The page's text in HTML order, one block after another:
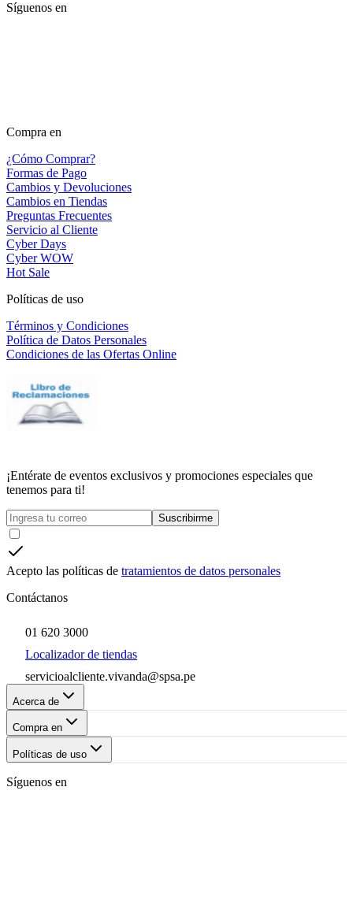
Síguenos en
Compra en
¿Cómo Comprar?
Formas de Pago
Cambios y Devoluciones
Cambios en Tiendas
Preguntas Frecuentes
Servicio al Cliente
Cyber Days
Cyber WOW
Hot Sale
Políticas de uso
Términos y Condiciones
Política de Datos Personales
Condiciones de las Ofertas Online
¡Entérate de eventos exclusivos y promociones especiales que
tenemos para ti!
Suscribirme
Acepto las políticas de tratamientos de datos personales
Contáctanos
01 620 3000
Localizador de tiendas
servicioalcliente.vivanda@spsa.pe
Acerca de
Compra en
Políticas de uso
Síguenos en